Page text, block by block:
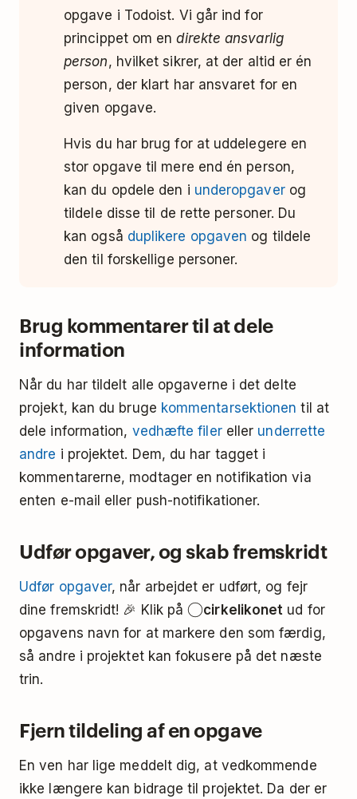
opgave i Todoist. Vi går ind for
princippet om endirekte ansvarlig
person, hvilket sikrer, at der altid er én
person, der klart har ansvaret for en
given opgave.
Hvis du har brug for at uddelegere en
stor opgave til mere end én person,
kan du opdele den i underopgaverog
tildele disse til de rette personer. Du
kan også duplikere opgaven og tildele
den til forskellige personer.
Brug kommentarer til at dele
information
Når du har tildelt alle opgaverne i det delte
projekt, kan du bruge kommentarsektionen til at
dele information, vedhæfte filereller underrette
andre i projektet. Dem, du har tagget i
kommentarerne, modtager en notifikation via
enten e-mail eller push-notifikationer.
Udfør opgaver, og skab fremskridt
Udfør opgaver, når arbejdet er udført, og fejr
dine fremskridt! 🎉 Klik på
cirkelikonet ud for
opgavens navn for at markere den som færdig,
så andre i projektet kan fokusere på det næste
trin.
Fjern tildeling af en opgave
En ven har lige meddelt dig, at vedkommende
ikke længere kan bidrage til projektet. Da der er